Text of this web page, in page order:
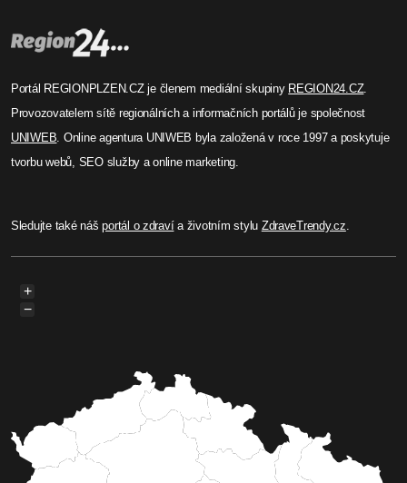
Portál REGIONPLZEN.CZ je členem mediální skupiny REGION24.CZ.
Provozovatelem sítě regionálních a informačních portálů je společnost
UNIWEB. Online agentura UNIWEB byla založená v roce 1997 a poskytuje
tvorbu webů, SEO služby a online marketing.
Sledujte také nášportál o zdravía životním stylu ZdraveTrendy.cz.
+
−